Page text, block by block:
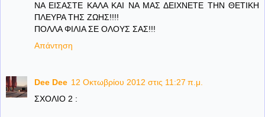
ΝΑ ΕΙΣΑΣΤΕ ΚΑΛΑ ΚΑΙ ΝΑ ΜΑΣ ΔΕΙΧΝΕΤΕ ΤΗΝ ΘΕΤΙΚΗ
ΠΛΕΥΡΑ ΤΗΣ ΖΩΗΣ!!!!
ΠΟΛΛΑ ΦΙΛΙΑ ΣΕ ΟΛΟΥΣ ΣΑΣ!!!
Απάντηση
Dee Dee 12 Οκτωβρίου 2012 στις 11:27 π.μ.
ΣΧΟΛΙΟ 2 :